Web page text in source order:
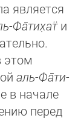
является
Фа̄­ти­х̣ат̈и
этом
аль-Фа̄­ти­
в на­ча­ле
перед